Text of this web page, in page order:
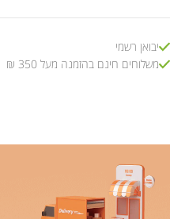
יבואן רשמי
משלוחים חינם בהזמנה מעל 350 ₪